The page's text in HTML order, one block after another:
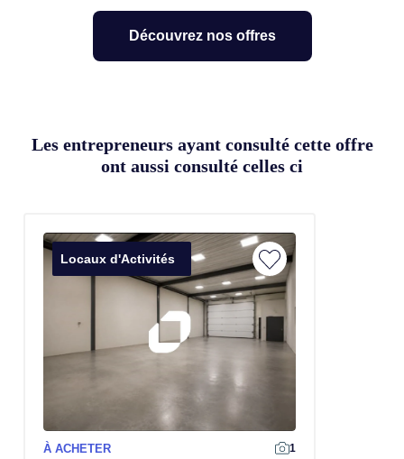
Découvrez nos offres
Les entrepreneurs ayant consulté cette offre
ont aussi consulté celles ci
Locaux d'Activités
À ACHETER 1